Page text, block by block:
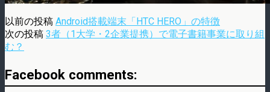
以前の投稿 Android搭載端末「HTC HERO」の特徴
次の投稿 3者（1大学・2企業提携）で電子書籍事業に取り組
む？
Facebook comments: